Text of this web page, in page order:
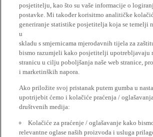
posjetitelju, kao što su vaše informacije o
postavke. Mi također korisitmo analitičke
generiranje statistike posjetitelja koja se temelji
u
skladu s smjernicama mjerodavnih tijela za
bismo razumjeli kako posjetitelji upotrebljavaju
stranicu u cilju poboljšanja naše web stranice,
i marketinških napora.
Ako priložite svoj pristanak putem gumba u
upotrijebit ćemo i kolačiće praćenja /
društvenih medija:
Kolačiće za praćenje / oglašavanje kako
relevantne oglase naših proizvoda i usluga